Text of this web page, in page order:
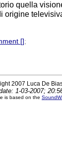
quella
origine
[] ;
2007 Luca De
1-03-2007;
is based on the